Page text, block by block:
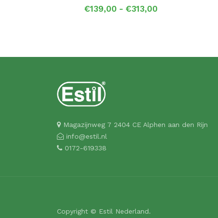
€139,00 - €313,00Prijsklasse:
Magazijnweg 7 2404 CE Alphen aan den Rijn
info@estil.nl
0172-619338
Copyright © Estil Nederland.